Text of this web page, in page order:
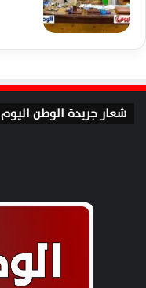
شعار جريدة الوطن اليوم